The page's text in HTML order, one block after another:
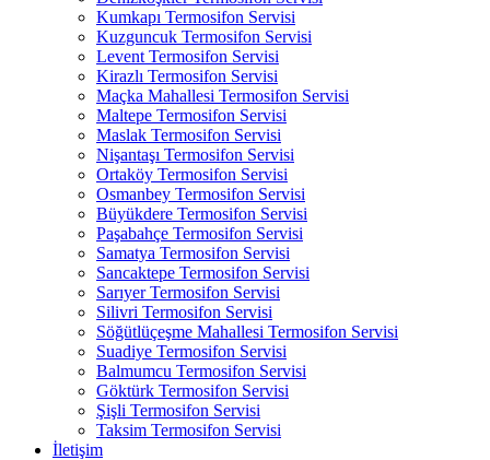
Kumkapı Termosifon Servisi
Kuzguncuk Termosifon Servisi
Levent Termosifon Servisi
Kirazlı Termosifon Servisi
Maçka Mahallesi Termosifon Servisi
Maltepe Termosifon Servisi
Maslak Termosifon Servisi
Nişantaşı Termosifon Servisi
Ortaköy Termosifon Servisi
Osmanbey Termosifon Servisi
Büyükdere Termosifon Servisi
Paşabahçe Termosifon Servisi
Samatya Termosifon Servisi
Sancaktepe Termosifon Servisi
Sarıyer Termosifon Servisi
Silivri Termosifon Servisi
Söğütlüçeşme Mahallesi Termosifon Servisi
Suadiye Termosifon Servisi
Balmumcu Termosifon Servisi
Göktürk Termosifon Servisi
Şişli Termosifon Servisi
Taksim Termosifon Servisi
İletişim